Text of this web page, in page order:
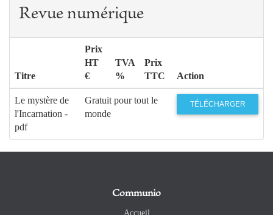
eux : leur statut canonique dans
Revue numérique
Titre
Prix
HT
€
TVA
%
Prix
TTC
Action
Le mystère de
l'Incarnation -
pdf
Gratuit pour tout le
monde
TÉLÉCHARGER
Communio
Accueil